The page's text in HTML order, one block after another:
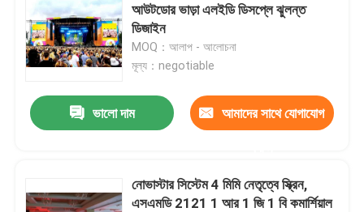
আউটডোর ভাড়া এলইডি ডিসপ্লে ঝুলন্ত
ডিজাইন
MOQ：আলাপ - আলোচনা
মূল্য：negotiable
ভালো দাম আমাদের সাথে যোগাযোগ
নোভাস্টার সিস্টেম 4 মিমি নেতৃত্বে স্ক্রিন,
এসএমডি 2121 1 আর 1 জি 1 বি কমার্শিয়াল